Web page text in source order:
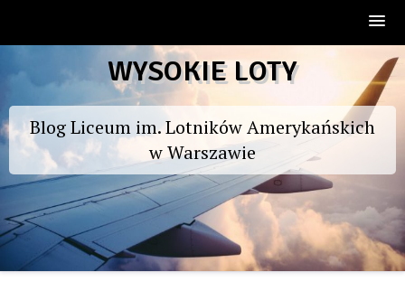
to
WYSOKIE LOTY
Blog Liceum im. Lotników Amerykańskich
w Warszawie